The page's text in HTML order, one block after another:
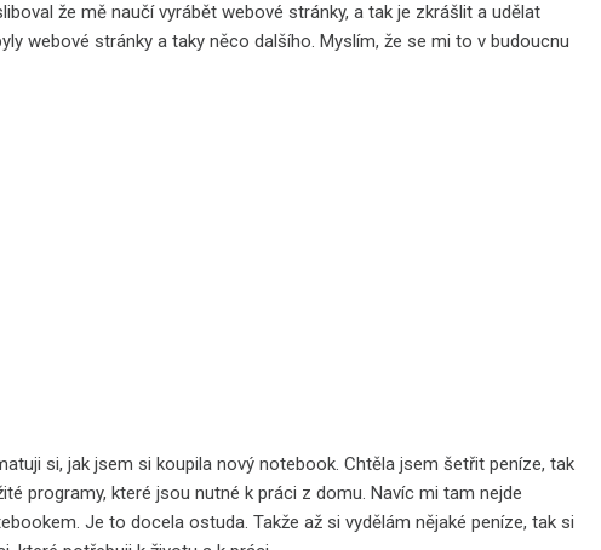
že mě naučí vyrábět webové stránky, a tak je zkrášlit a udělat
webové stránky a taky něco dalšího. Myslím, že se mi to v budoucnu
si, jak jsem si koupila nový notebook. Chtěla jsem šetřit peníze, tak
programy, které jsou nutné k práci z domu. Navíc mi tam nejde
Je to docela ostuda. Takže až si vydělám nějaké peníze, tak si